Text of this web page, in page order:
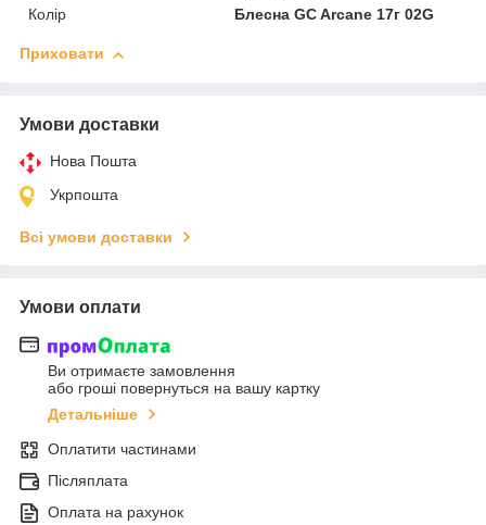
Колір
Блесна GC Arcane 17г 02G
Приховати
Умови доставки
Нова Пошта
Укрпошта
Всі умови доставки
Умови оплати
Ви отримаєте замовлення
або гроші повернуться на вашу картку
Детальніше
Оплатити частинами
Післяплата
Оплата на рахунок